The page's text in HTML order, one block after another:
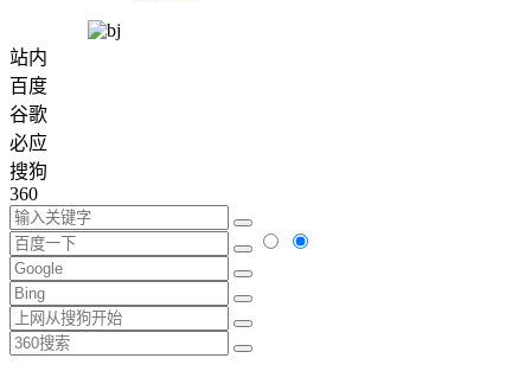
站内
百度
谷歌
必应
搜狗
360